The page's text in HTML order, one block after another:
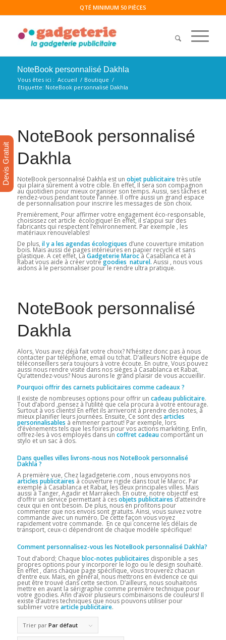
QTÉ MINIMUM 50 PIÈCES
NoteBook personnalisé Dakhla
Vous êtes ici : Accueil / Boutique /
Etiquette: NoteBook personnalisé Dakhla
NoteBook personnalisé
Dakhla
NoteBook personnalisé Dakhla est un objet publicitairetrès utile
qui plaira sûrement à votre cible. En effet, Il sera son compagnon
au quotidien pour mieux organiser son temps. Aussi, ses tâches et
rendez-vous pendant toute l’année. Il offre aussi un grand espace
de personnalisation pour inscrire les messages de son choix.
Premièrement, Pour affirmer votre engagement éco-responsable,
choisissez cet article écologique! En effet, il s’appui sur des
fabricants qui respectent l’environnement. Par exemple , les
matériaux renouvelables!
De plus, il y a les agendas écologiques d’une couverture imitation
bois. Mais aussi de pages intérieures en papier recyclé et sans
plastique. A cet effet, La Gadgeterie Marocà Casablanca et à
Rabat vous aide à créer votregoodies naturel. Aussi , nous vous
aidons à le personnaliser pour le rendre ultra pratique.
NoteBook personnalisé
Dakhla
Alors, Vous avez déjà fait votre choix? N’hésitez donc pas à nous
contacter par téléphone, email ou tchat. D’ailleurs Notre équipe de
téléconseillers sera toujours à votre écoute. En outre, Vous pouvez
aussi nous rendre visite dans nos sièges à Casablanca et Rabat.
Qu’attendez-vous? Nous aurons le grand plaisir de vous accueillir.
Pourquoi offrir des carnets publicitaires comme cadeaux ?
Il existe de nombreuses options pour offrir un cadeau publicitaire.
Tout d’abord ,pensez à l’utilité que cela procura à votre entourage.
Surtout à vos clients! En effet ils arriveront à prendre des notes, à
mieux planifier leurs journées. Ensuite, Ce sont desarticles
personnalisables à emmener partout! Par exemple, lors
d’évènements tels que les foires pour vos actions markéting. Enfin,
offrez-les à vos employés dans un coffret cadeau comportant un
stylo et un sac à dos.
Dans quelles villes livrons-nous nos NoteBook personnalisé
Dakhla?
A première vue, Chez lagadgeterie.com , nous envoyons nos
articles publicitaires à couverture rigide dans tout le Maroc. Par
exemple à Casablanca et Rabat, les deux principales villes. Mais
aussi à Tanger, Agadir et Marrakech. En outre, notre objectif est
d’offrir un service permettant à cesobjets publicitairesd’atteindre
ceux qui en ont besoin. De plus, nous en profitons pour
commenter que nos envois sont gratuits. Ainsi, vous suivez votre
commande avec un numéro. De cette façon vous voyez
rapidement votre commande. En ce qui concerne les délais de
transport, ceux-ci dépendront de chaque modèle spécifique!
Comment personnalisez-vous les NoteBook personnalisé Dakhla?
Tout d’abord; Chaque bloc-notes publicitaires disponible a ses
propres options pour y incorporer le logo ou le design souhaité.
En effet , dans chaque page spécifique, vous trouverez chacun
d’entre eux. Mais, en général, nous mettrons en évidence ce qui
peut être trouvé dans cette section. D’ailleurs, nous souhaitons
mettre en avant la sérigraphie comme première technique pour
votre goodies. Afin d’avoir plusieurs combinaisons de couleurs! Il
existe d’autres techniques que nous pouvons utiliser pour
sublimer votre article publicitaire.
Trier par Par défaut
Devis Gratuit